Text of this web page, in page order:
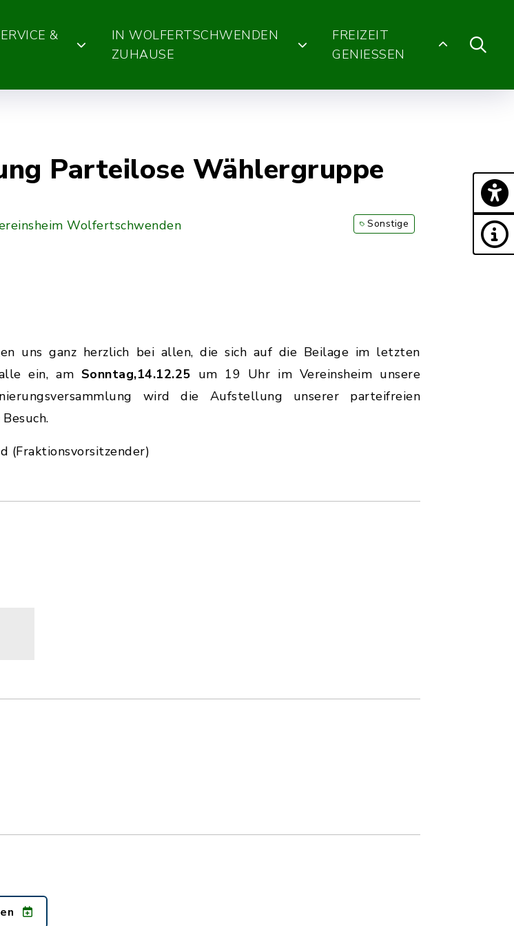
&
IN WOLFERTSCHWENDEN
ZUHAUSE
FREIZEIT
GENIESSEN
Parteilose Wählergruppe
Wolfertschwenden Sonstige
uns ganz herzlich bei allen, die sich auf die Beilage im letzten
ein, am Sonntag,14.12.25 um 19 Uhr im Vereinsheim unsere
wird die Aufstellung unserer parteifreien